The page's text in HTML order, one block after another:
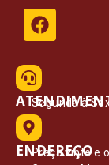
Segunda à
ENDEREÇO
Praça vinte e